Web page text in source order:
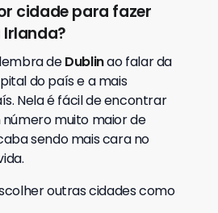
cidade para fazer
deDublinao falar da
do país e a mais
Nela é fácil de encontrar
muito maior de
sendo mais cara no
outras cidades como